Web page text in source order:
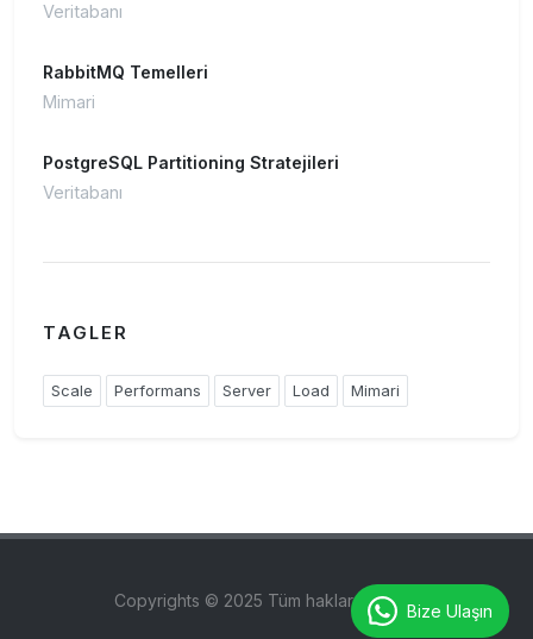
Veritabanı
RabbitMQ Temelleri
Mimari
PostgreSQL Partitioning Stratejileri
Veritabanı
TAGLER
Scale Performans Server Load Mimari
Copyrights © 2025 Tüm hakları saklıdır.Bize Ulaşın